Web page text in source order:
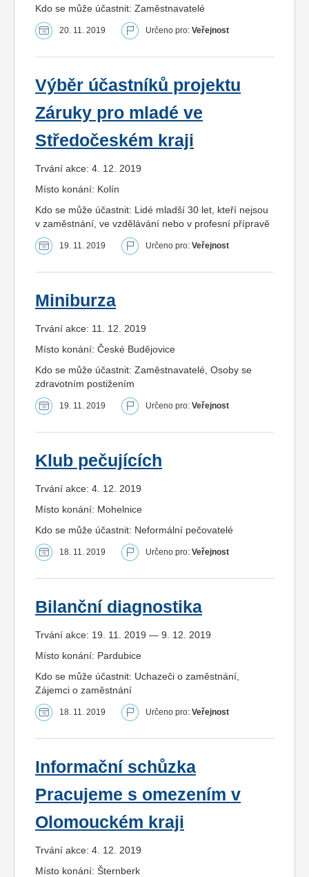
Kdo se může účastnit: Zaměstnavatelé
20. 11. 2019 Určeno pro: Veřejnost
Výběr účastníků projektu
Záruky pro mladé ve
Středočeském kraji
Trvání akce: 4. 12. 2019
Místo konání: Kolín
Kdo se může účastnit: Lidé mladší 30 let, kteří nejsou
v zaměstnání, ve vzdělávání nebo v profesní přípravě
19. 11. 2019 Určeno pro: Veřejnost
Miniburza
Trvání akce: 11. 12. 2019
Místo konání: České Budějovice
Kdo se může účastnit: Zaměstnavatelé, Osoby se
zdravotním postižením
19. 11. 2019 Určeno pro: Veřejnost
Klub pečujících
Trvání akce: 4. 12. 2019
Místo konání: Mohelnice
Kdo se může účastnit: Neformální pečovatelé
18. 11. 2019 Určeno pro: Veřejnost
Bilanční diagnostika
Trvání akce: 19. 11. 2019 — 9. 12. 2019
Místo konání: Pardubice
Kdo se může účastnit: Uchazeči o zaměstnání,
Zájemci o zaměstnání
18. 11. 2019 Určeno pro: Veřejnost
Informační schůzka
Pracujeme s omezením v
Olomouckém kraji
Trvání akce: 4. 12. 2019
Místo konání: Šternberk